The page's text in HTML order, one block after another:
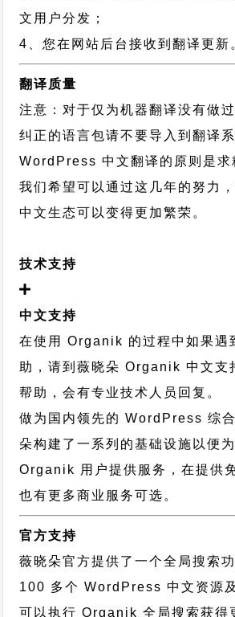
文用户分发；
4、您在网站后台接收到翻译更新
翻译质量
注意：对于仅为机器翻译没有做
纠正的语言包请不要导入到翻译系
WordPress 中文翻译的原则 是求
我们希望可以通过这几年的努力
中文生态可以变得更加繁荣。
技术支持
中文支持
在使用 Organik 的过程中如果遇
助，请到薇晓朵 Organik 中文支
帮助，会有专业技术人员回复。
做为国内领先的 WordPress 综
朵构建了一系列的基础设施以便
Organik 用户提供服务，在提供
也有更多商业服务可选。
官方支持
薇晓朵官方提供了一个全局搜索
100 多个 WordPress 中文资源
可以执行 Organik 全局搜索获得